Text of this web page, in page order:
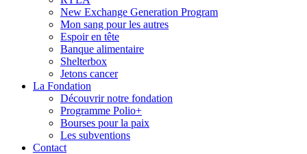
New Exchange Generation Program
Mon sang pour les autres
Espoir en tête
Banque alimentaire
Shelterbox
Jetons cancer
La Fondation
Découvrir notre fondation
Programme Polio+
Bourses pour la paix
Les subventions
Contact